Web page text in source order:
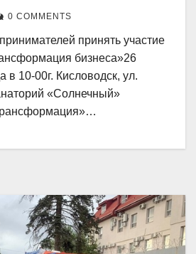
0 COMMENTS
принять участие
бизнеса»26
в 10-00г. Кисловодск, ул.
«Солнечный»